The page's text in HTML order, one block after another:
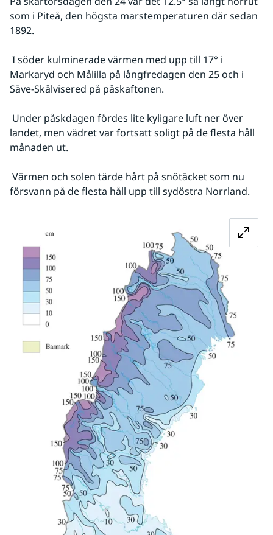
som i Piteå, den högsta marstemperaturen där sedan
1892.
Markaryd och Målilla på långfredagen den 25 och i
Säve-Skålvisered på påskaftonen.
landet, men vädret var fortsatt soligt på de flesta håll
månaden ut.
försvann på de flesta håll upp till sydöstra Norrland.